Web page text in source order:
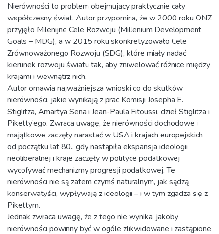
Nierówności to problem obejmujący praktycznie cały
współczesny świat. Autor przypomina, że w 2000 roku ONZ
przyjęło Milenijne Cele Rozwoju (Millenium Development
Goals – MDG), a w 2015 roku skonkretyzowało Cele
Zrównoważonego Rozwoju (SDG), które miały nadać
kierunek rozwoju światu tak, aby zniwelować różnice między
krajami i wewnątrz nich.
Autor omawia najważniejsza wnioski co do skutków
nierówności, jakie wynikają z prac Komisji Josepha E.
Stiglitza, Amartya Sena i Jean-Paula Fitoussi, dzieł Stiglitza i
Piketty’ego. Zwraca uwagę, że nierówności dochodowe i
majątkowe zaczęły narastać w USA i krajach europejskich
od początku lat 80., gdy nastąpiła ekspansja ideologii
neoliberalnej i kraje zaczęły w polityce podatkowej
wycofywać mechanizmy progresji podatkowej. Te
nierówności nie są zatem czymś naturalnym, jak sądzą
konserwatyści, wypływają z ideologii – i w tym zgadza się z
Pikettym.
Jednak zwraca uwagę, że z tego nie wynika, jakoby
nierówności powinny być w ogóle zlikwidowane i zastąpione